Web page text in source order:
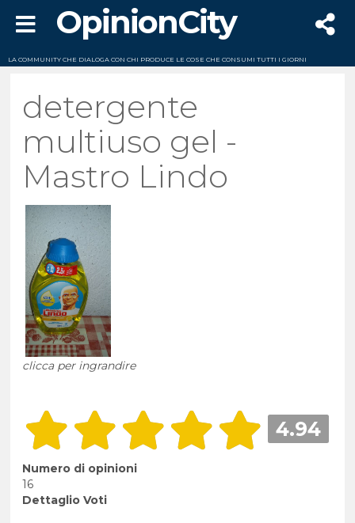
OpinionCity
LA COMMUNITY CHE DIALOGA CON CHI PRODUCE LE COSE CHE CONSUMI TUTTI I GIORNI
detergente
multiuso gel -
Mastro Lindo
clicca per ingrandire
4.94
Numero di opinioni
16
Dettaglio Voti